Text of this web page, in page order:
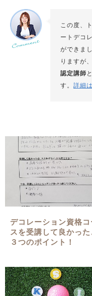
この度、
ートデコ
ができま
りますが
認定講師
す。 詳細
デコレーション資格コ
スを受講して良かった
３つのポイント！